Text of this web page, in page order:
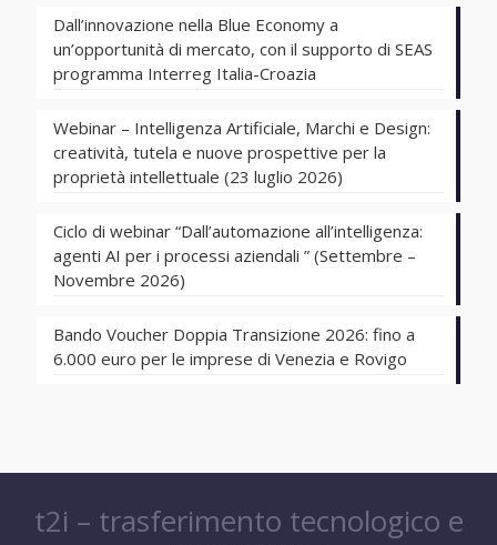
Dall’innovazione nella Blue Economy a
un’opportunità di mercato, con il supporto di SEAS
programma Interreg Italia-Croazia
Webinar – Intelligenza Artificiale, Marchi e Design:
creatività, tutela e nuove prospettive per la
proprietà intellettuale (23 luglio 2026)
Ciclo di webinar “Dall’automazione all’intelligenza:
agenti AI per i processi aziendali ” (Settembre –
Novembre 2026)
Bando Voucher Doppia Transizione 2026: fino a
6.000 euro per le imprese di Venezia e Rovigo
t2i – trasferimento tecnologico e